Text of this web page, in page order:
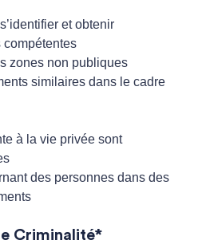
et obtenir
compétentes
zones non publiques
similaires dans le cadre
à la vie privée sont
des personnes dans des
Criminalité*